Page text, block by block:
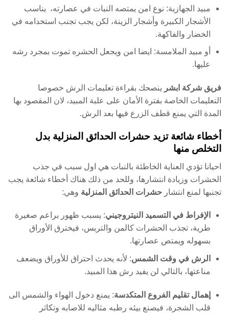
مبيد الجهازية: نوع امن يمتصه النبات في عصارته، يناسب
الأشجار الكبيرة وأشجار الزينة، لكن يجب تجنب استخدامه في
الخضار والفاكهة.
أو مبيد الملامسة: ايضا امن ويجعل الحشره تموت بمجرد رشه
عليها.
فريق شركة ابشر ينصحك بقراءة تعليمات الرش خصوصا
التعليمات الخاصة بفترة الأمان على علبة المبيد، لان المقصود بها
المدة التي يمنع قطف الزرع فيها بعد الرش.
أخطاء شائعة تزيد حشرات الحدائق المنزلية بدل
التخلص منها
احيانا تؤدي العناية الخاطئة بالنبات هي اول سبب في جذب
الحشرات وزيادة انتشارها، وللحد من ذلك هناك أخطاء شائعة يجب
تجنبها لمنع انتشار حشرات الحدائق المنزلية وهي:
الإفراط في التسميد النيتروجيني: يسبب ظهور براعم صغيرة
طرية، تجذب الحشرات كالمن والتربس، فيخترق الأوراق
بسهوله ويمتص عصارتها.
الرش في وقت الشمس: لأنه يحدث احتراق للأوراق ويضعف
مناعتها، بالتالي لن يفيد رش هذا المبيد.
إهمال تقليم الفروع المتكدسة: يمنع دخول الهواء والشمس الى
قلب الشجرة، فيصنع بيئه رطبه مثاليه للاصابه وتكاثر